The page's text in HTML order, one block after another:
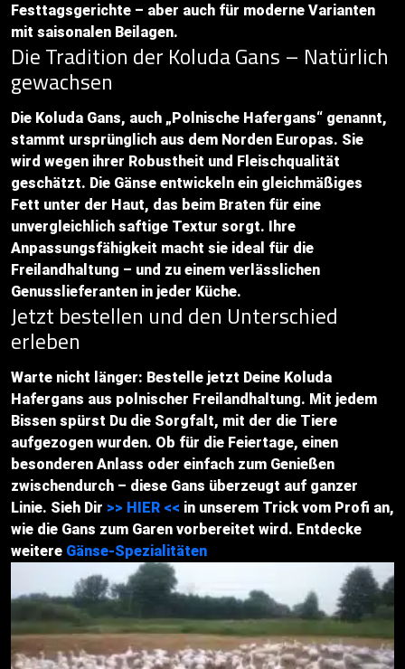
Festtagsgerichte – aber auch für moderne Varianten
mit saisonalen Beilagen.
Die Tradition der Koluda Gans – Natürlich
gewachsen
Die Koluda Gans, auch „Polnische Hafergans“ genannt,
stammt ursprünglich aus dem Norden Europas. Sie
wird wegen ihrer Robustheit und Fleischqualität
geschätzt. Die Gänse entwickeln ein gleichmäßiges
Fett unter der Haut, das beim Braten für eine
unvergleichlich saftige Textur sorgt. Ihre
Anpassungsfähigkeit macht sie ideal für die
Freilandhaltung – und zu einem verlässlichen
Genusslieferanten in jeder Küche.
Jetzt bestellen und den Unterschied
erleben
Warte nicht länger: Bestelle jetzt Deine Koluda
Hafergans aus polnischer Freilandhaltung. Mit jedem
Bissen spürst Du die Sorgfalt, mit der die Tiere
aufgezogen wurden. Ob für die Feiertage, einen
besonderen Anlass oder einfach zum Genießen
zwischendurch – diese Gans überzeugt auf ganzer
Linie. Sieh Dir >> HIER << in unserem Trick vom Profi an,
wie die Gans zum Garen vorbereitet wird. Entdecke
weitere Gänse-Spezialitäten